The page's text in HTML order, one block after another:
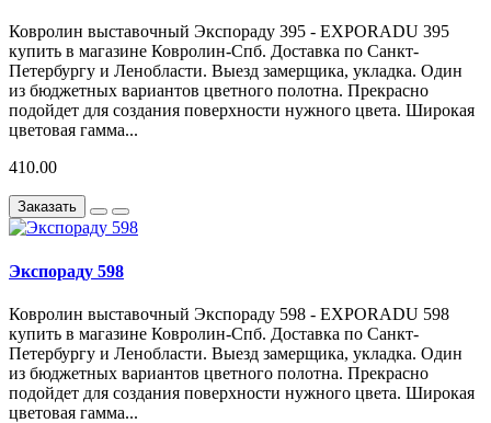
Ковролин выставочный Экспораду 395 - EXPORADU 395
купить в магазине Ковролин-Спб. Доставка по Санкт-
Петербургу и Ленобласти. Выезд замерщика, укладка. Один
из бюджетных вариантов цветного полотна. Прекрасно
подойдет для создания поверхности нужного цвета. Широкая
цветовая гамма...
410.00
Заказать
Экспораду 598
Ковролин выставочный Экспораду 598 - EXPORADU 598
купить в магазине Ковролин-Спб. Доставка по Санкт-
Петербургу и Ленобласти. Выезд замерщика, укладка. Один
из бюджетных вариантов цветного полотна. Прекрасно
подойдет для создания поверхности нужного цвета. Широкая
цветовая гамма...